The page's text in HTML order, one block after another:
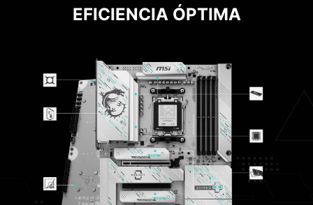
TRANSMISIÓN DE ALTA